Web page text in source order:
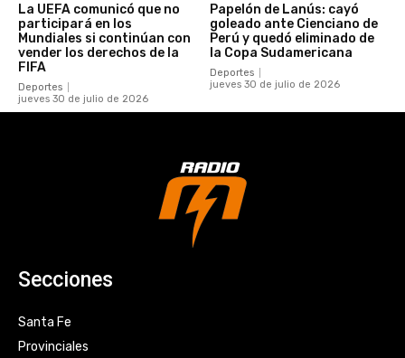
La UEFA comunicó que no
participará en los
Mundiales si continúan con
vender los derechos de la
FIFA
Deportes
jueves 30 de julio de 2026
Papelón de Lanús: cayó
goleado ante Cienciano de
Perú y quedó eliminado de
la Copa Sudamericana
Deportes
jueves 30 de julio de 2026
Secciones
Santa Fe
Provinciales